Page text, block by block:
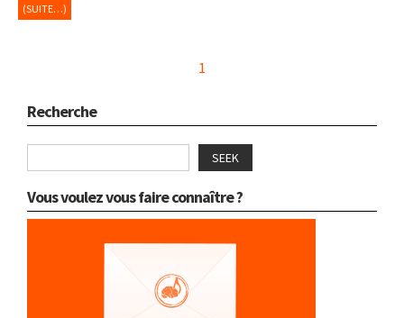
(SUITE…)
1
Recherche
SEEK
Vous voulez vous faire connaître ?